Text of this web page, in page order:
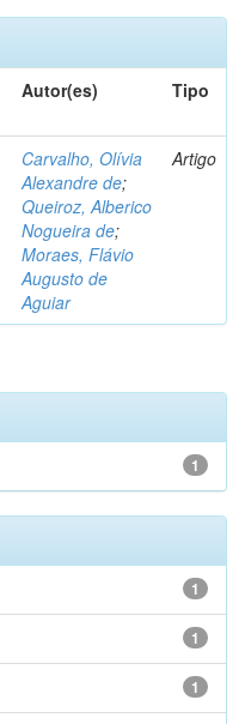
Autor(es) Tipo
Carvalho, Olívia
Alexandre de;
Queiroz, Alberico
Nogueira de;
Moraes, Flávio
Augusto de
Aguiar
Artigo
1
1
1
1